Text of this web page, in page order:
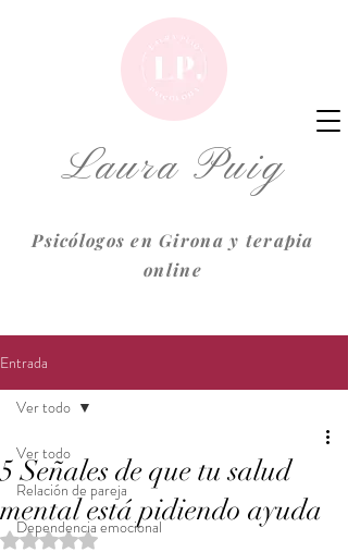
Laura Puig
Psicólogos en Girona y terapia
online
Entrada
Ver todo
Relación de pareja
Dependencia emocional
Ver todo
5 Señales de que tu salud
mental está pidiendo ayuda
Obtuvo NaN de 5 estrellas.